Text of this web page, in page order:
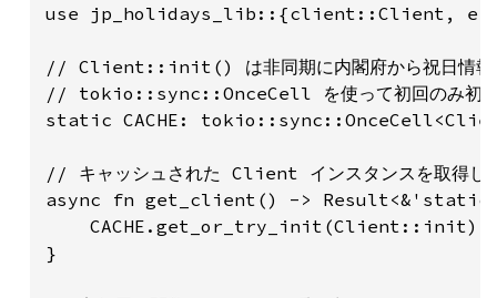
use jp_holidays_lib::{client::Client,
// Client::init() は非同期に内閣府から祝日情報を
// tokio::sync::OnceCell を使って初回のみ初期化
static CACHE:
// キャッシュされた Client インスタンスを取得し
async fn get_client() ->
}